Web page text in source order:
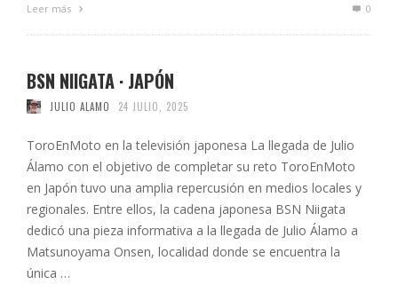
Leer más 0
BSN NIIGATA · JAPÓN
JULIO ALAMO 24 JULIO, 2025
ToroEnMoto en la televisión japonesa La llegada de Julio
Álamo con el objetivo de completar su reto ToroEnMoto
en Japón tuvo una amplia repercusión en medios locales y
regionales. Entre ellos, la cadena japonesa BSN Niigata
dedicó una pieza informativa a la llegada de Julio Álamo a
Matsunoyama Onsen, localidad donde se encuentra la
única …